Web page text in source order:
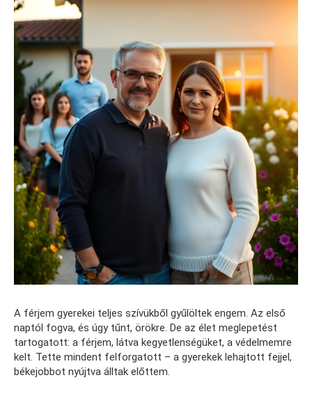
A férjem gyerekei teljes szívükből gyűlöltek engem. Az első
naptól fogva, és úgy tűnt, örökre. De az élet meglepetést
tartogatott: a férjem, látva kegyetlenségüket, a védelmemre
kelt. Tette mindent felforgatott – a gyerekek lehajtott fejjel,
békejobbot nyújtva álltak előttem.